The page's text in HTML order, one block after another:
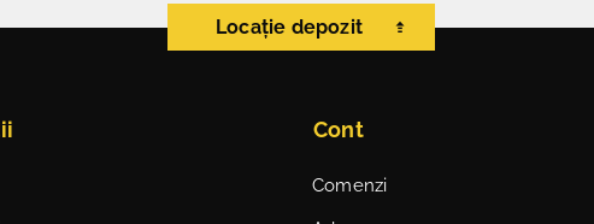
Locație depozit
Cont
Comenzi